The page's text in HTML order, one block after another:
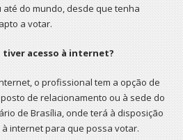
do mundo, desde que tenha
a votar.
tiver acesso à internet?
o profissional tem a opção de
de relacionamento ou à sede do
de Brasília, onde terá à disposição
internet para que possa votar.